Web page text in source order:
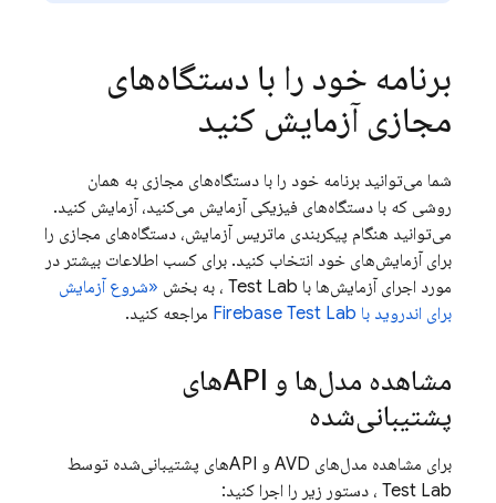
برنامه خود را با دستگاه‌های
مجازی آزمایش کنید
شما می‌توانید برنامه خود را با دستگاه‌های مجازی به همان
روشی که با دستگاه‌های فیزیکی آزمایش می‌کنید، آزمایش کنید.
می‌توانید هنگام پیکربندی ماتریس آزمایش، دستگاه‌های مجازی را
برای آزمایش‌های خود انتخاب کنید. برای کسب اطلاعات بیشتر در
مورد اجرای آزمایش‌ها با Test Lab ، به بخش «شروع آزمایش
برای اندروید با Firebase Test Lab مراجعه کنید.
مشاهده مدل‌ها و APIهای
پشتیبانی‌شده
برای مشاهده مدل‌های AVD و APIهای پشتیبانی‌شده توسط
Test Lab ، دستور زیر را اجرا کنید: